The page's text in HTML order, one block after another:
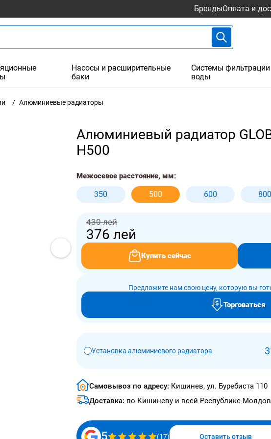
БрендыОплата и
Насосы и расширительные
баки
Системы фильтрации
воды
Алюминиевые радиаторы
Алюминиевый радиатор
H500
Межосевое расстояние, мм:
350 500 600 800
430 лей
376 лей
Купить сейчас
Предложите нам свою цену, которую вы
Торговаться
Установка алюминиевого радиатора
Самовывоз по адресу: Кишинев, ул. Буребиста 110
Доставка: по Кишиневу и всей Республике
5 (17) Оставить отзыв